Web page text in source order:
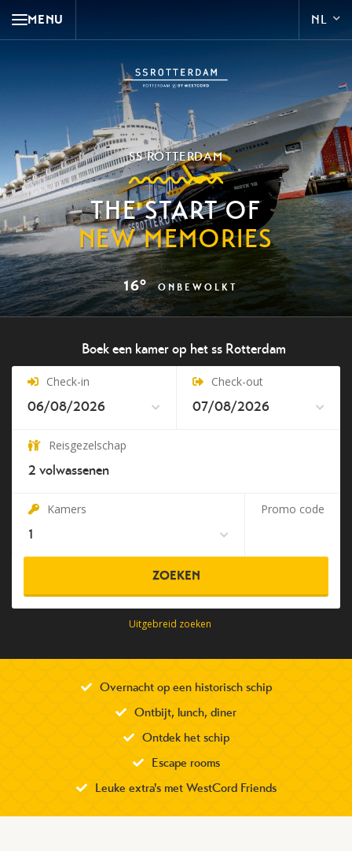
MENU
SS ROTTERDAM
THE START OF
NEW MEMORIES
16° ONBEWOLKT
Boek een kamer op het ss Rotterdam
Check-in Check-out
Reisgezelschap
2 volwassenen
Kamers Promo code
ZOEKEN
Uitgebreid zoeken
Overnacht op een historisch schip
Ontbijt, lunch, diner
Ontdek het schip
Escape rooms
Leuke extra's met WestCord Friends